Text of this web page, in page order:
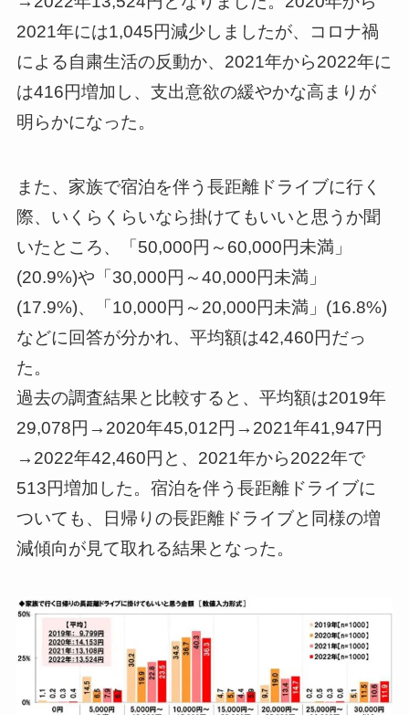
2021年には1,045円減少しましたが、コロナ禍
による自粛生活の反動か、2021年から2022年に
は416円増加し、支出意欲の緩やかな高まりが
明らかになった。
また、家族で宿泊を伴う長距離ドライブに行く
際、いくらくらいなら掛けてもいいと思うか聞
いたところ、「50,000円～60,000円未満」
(20.9%)や「30,000円～40,000円未満」
(17.9%)、「10,000円～20,000円未満」(16.8%)
などに回答が分かれ、平均額は42,460円だっ
た。
過去の調査結果と比較すると、平均額は2019年
29,078円→2020年45,012円→2021年41,947円
→2022年42,460円と、2021年から2022年で
513円増加した。宿泊を伴う長距離ドライブに
ついても、日帰りの長距離ドライブと同様の増
減傾向が見て取れる結果となった。